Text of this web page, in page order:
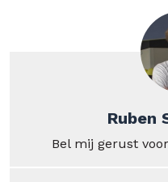
Ruben
Bel mij gerust